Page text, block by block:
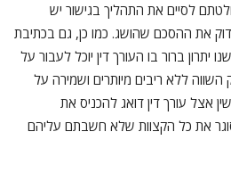
לסיים את התהליך בגישור יש
את ההסכם שהושג. כמו כן, גם בכתיבת
יתרון ברור בו העורך דין יוכל לעבור על
השווה ללא ריבים מיותרים ושמירה על
אצל עורך דין דואג להכניס את
את כל הקצוות שלא חשבתם עליהם